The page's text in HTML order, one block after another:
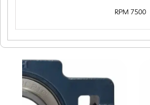
7500 RPM